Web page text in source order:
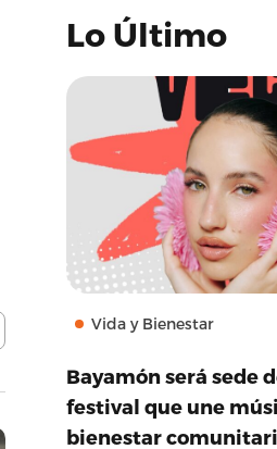
Lo Último
Vida y Bienestar
Bayamón será sede
festival que une
bienestar